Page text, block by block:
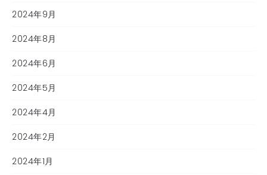
2024年9月
2024年8月
2024年6月
2024年5月
2024年4月
2024年2月
2024年1月